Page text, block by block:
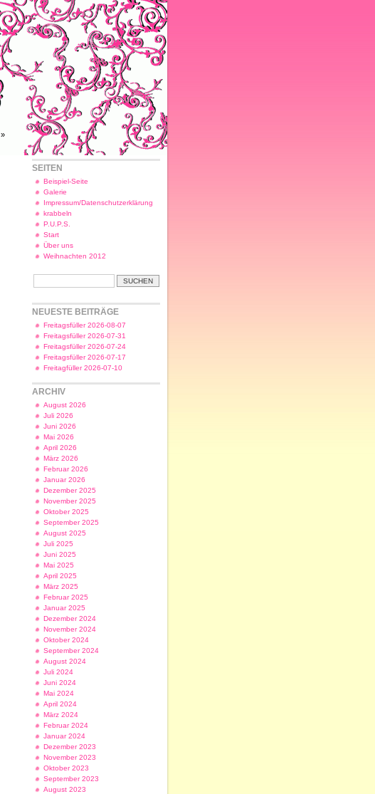
»
SEITEN
Beispiel-Seite
Galerie
Impressum/Datenschutzerklärung
krabbeln
P.U.P.S.
Start
Über uns
Weihnachten 2012
NEUESTE BEITRÄGE
Freitagsfüller 2026-08-07
Freitagsfüller 2026-07-31
Freitagsfüller 2026-07-24
Freitagsfüller 2026-07-17
Freitagfüller 2026-07-10
ARCHIV
August 2026
Juli 2026
Juni 2026
Mai 2026
April 2026
März 2026
Februar 2026
Januar 2026
Dezember 2025
November 2025
Oktober 2025
September 2025
August 2025
Juli 2025
Juni 2025
Mai 2025
April 2025
März 2025
Februar 2025
Januar 2025
Dezember 2024
November 2024
Oktober 2024
September 2024
August 2024
Juli 2024
Juni 2024
Mai 2024
April 2024
März 2024
Februar 2024
Januar 2024
Dezember 2023
November 2023
Oktober 2023
September 2023
August 2023